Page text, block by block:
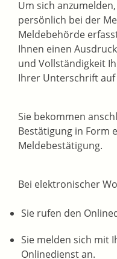
Um sich
persönlich bei der
Meldebehörde
Ihnen einen
und Vollständigkeit
Ihrer Unterschrift
Sie bekommen
Bestätigung in Form
Meldebestätigung.
Bei elektronischer
Sie rufen den
Sie melden sich mit
Onlinedienst an.